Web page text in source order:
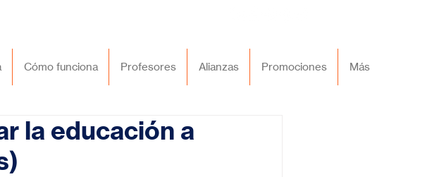
Cómo funciona Profesores Alianzas Promociones Más
la educación a